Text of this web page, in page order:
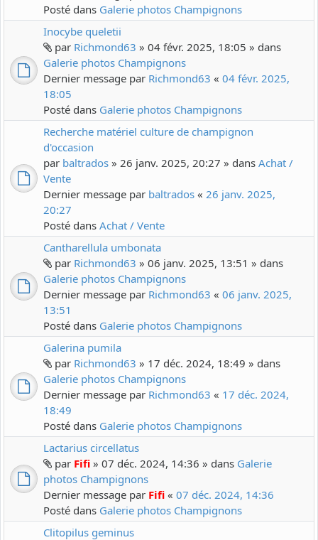
Posté dans Galerie photos Champignons
Inocybe queletii
par Richmond63 » 04 févr. 2025, 18:05 » dans
Galerie photos Champignons
Dernier message par Richmond63 « 04 févr. 2025,
18:05
Posté dans Galerie photos Champignons
Recherche matériel culture de champignon
d'occasion
par baltrados » 26 janv. 2025, 20:27 » dans Achat /
Vente
Dernier message par baltrados « 26 janv. 2025,
20:27
Posté dans Achat / Vente
Cantharellula umbonata
par Richmond63 » 06 janv. 2025, 13:51 » dans
Galerie photos Champignons
Dernier message par Richmond63 « 06 janv. 2025,
13:51
Posté dans Galerie photos Champignons
Galerina pumila
par Richmond63 » 17 déc. 2024, 18:49 » dans
Galerie photos Champignons
Dernier message par Richmond63 « 17 déc. 2024,
18:49
Posté dans Galerie photos Champignons
Lactarius circellatus
par Fifi » 07 déc. 2024, 14:36 » dans Galerie
photos Champignons
Dernier message par Fifi « 07 déc. 2024, 14:36
Posté dans Galerie photos Champignons
Clitopilus geminus